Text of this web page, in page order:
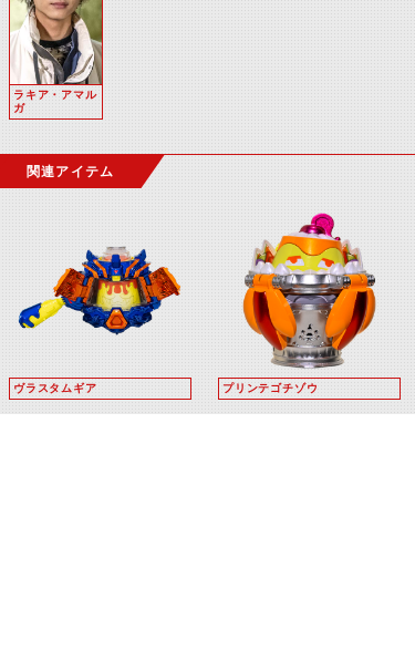
ラキア・アマル
ガ
関連アイテム
ヴラスタムギア プリンテゴチゾウ